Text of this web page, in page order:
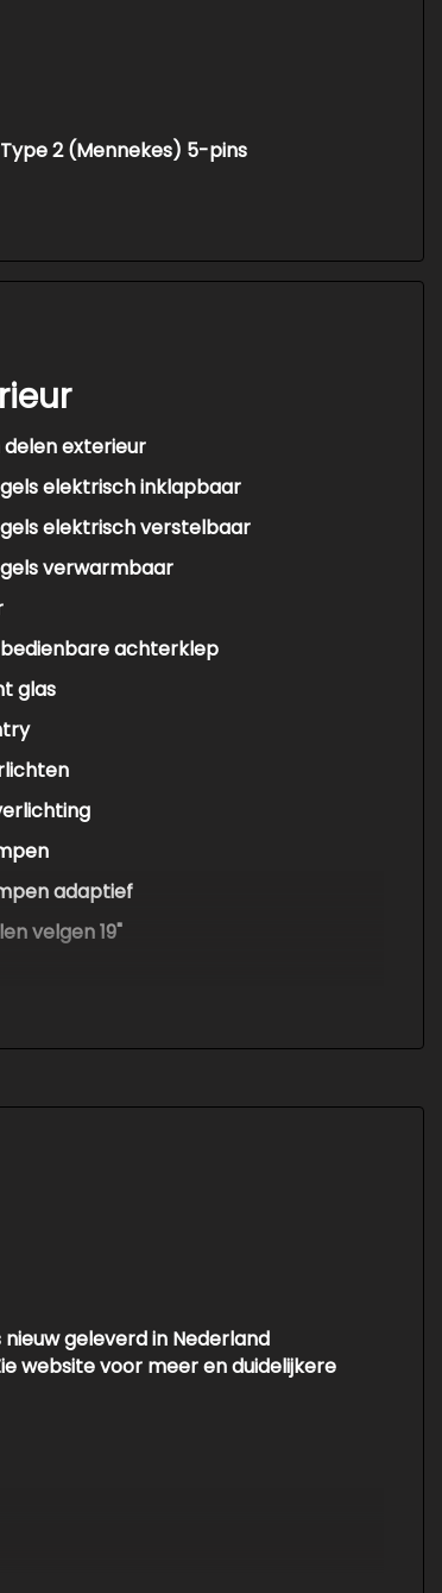
Type 2 (Mennekes) 5-pins
delen exterieur
elektrisch inklapbaar
elektrisch verstelbaar
verwarmbaar
achterklep
glas
adaptief
velgen 19"
adaptief
geleverd in Nederland
website voor meer en duidelijkere